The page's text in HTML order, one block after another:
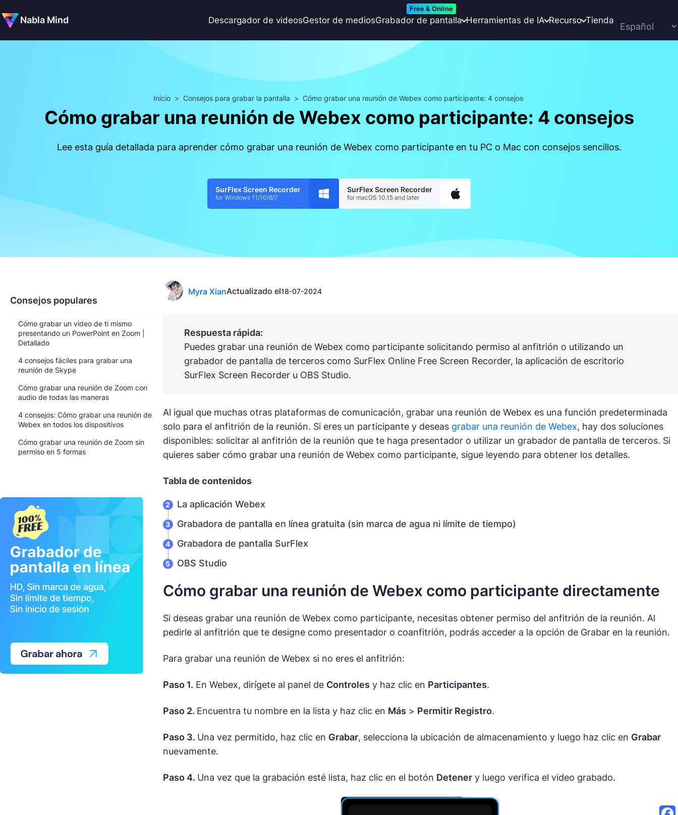
Nabla Mind Descargador de videosGestor de mediosGrabador de pantalla
Free & Online
Herramientas de IA Recurso Tienda
Inicio > Consejos para grabar la pantalla > Cómo grabar una reunión de Webex como participante: 4 consejos
Cómo grabar una reunión de Webex como participante: 4 consejos
Lee esta guía detallada para aprender cómo grabar una reunión de Webex como participante en tu PC o Mac con consejos sencillos.
SurFlex Screen Recorder
for Windows 11/10/8/7
SurFlex Screen Recorder
for macOS 10.15 and later
Consejos populares
Cómo grabar un video de ti mismo
presentando un PowerPoint en Zoom |
Detallado
4 consejos fáciles para grabar una
reunión de Skype
Cómo grabar una reunión de Zoom con
audio de todas las maneras
4 consejos: Cómo grabar una reunión de
Webex en todos los dispositivos
Cómo grabar una reunión de Zoom sin
permiso en 5 formas
Myra XianActualizado el18-07-2024
Respuesta rápida:
Puedes grabar una reunión de Webex como participante solicitando permiso al anfitrión o utilizando un
grabador de pantalla de terceros como SurFlex Online Free Screen Recorder, la aplicación de escritorio
SurFlex Screen Recorder u OBS Studio.
Al igual que muchas otras plataformas de comunicación, grabar una reunión de Webex es una función predeterminada
solo para el anfitrión de la reunión. Si eres un participante y deseas grabar una reunión de Webex, hay dos soluciones
disponibles: solicitar al anfitrión de la reunión que te haga presentador o utilizar un grabador de pantalla de terceros. Si
quieres saber cómo grabar una reunión de Webex como participante, sigue leyendo para obtener los detalles.
Tabla de contenidos
La aplicación Webex
Grabadora de pantalla en línea gratuita (sin marca de agua ni límite de tiempo)
Grabadora de pantalla SurFlex
OBS Studio
Cómo grabar una reunión de Webex como participante directamente
Si deseas grabar una reunión de Webex como participante, necesitas obtener permiso del anfitrión de la reunión. Al
pedirle al anfitrión que te designe como presentador o coanfitrión, podrás acceder a la opción de Grabar en la reunión.
Para grabar una reunión de Webex si no eres el anfitrión:
Paso 1. En Webex, dirígete al panel de Controles y haz clic en Participantes.
Paso 2. Encuentra tu nombre en la lista y haz clic en Más > Permitir Registro.
Paso 3. Una vez permitido, haz clic en Grabar, selecciona la ubicación de almacenamiento y luego haz clic en Grabar
nuevamente.
Paso 4. Una vez que la grabación esté lista, haz clic en el botón Detenery luego verifica el video grabado.